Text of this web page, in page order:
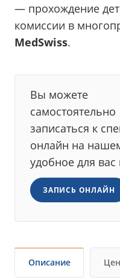
— прохождение
комиссии в
MedSwiss.
Вы можете
самостоятельно
записаться к
онлайн на
удобное для вас
ЗАПИСЬ ОНЛАЙН
Описание